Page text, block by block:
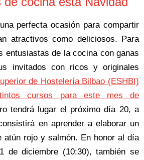
perfecta ocasión para compartir
atractivos como deliciosos. Para
entusiastas de la cocina con ganas
invitados con ricos y originales
de Hostelería Bilbao (ESHBI)
cursos para este mes de
tendrá lugar el próximo día 20, a
en aprender a elaborar un
atún rojo y salmón. En honor al día
de diciembre (10:30), también se